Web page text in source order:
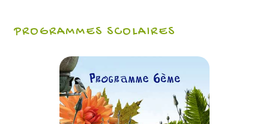
PROGRAMMES SCOLAIRES